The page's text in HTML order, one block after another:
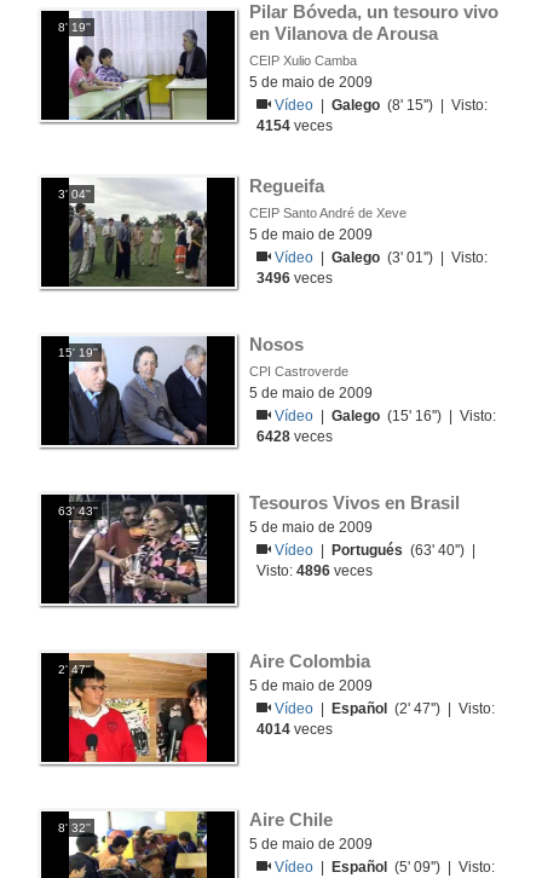
8' 19''
Pilar Bóveda, un tesouro vivo
en Vilanova de Arousa
CEIP Xulio Camba
5 de maio de 2009
Vídeo
|Galego (8' 15'') | Visto:
4154 veces
3' 04'' Regueifa
CEIP Santo André de Xeve
5 de maio de 2009
Vídeo
|Galego (3' 01'') | Visto:
3496 veces
15' 19'' Nosos
CPI Castroverde
5 de maio de 2009
Vídeo
|Galego (15' 16'') | Visto:
6428 veces
63' 43'' Tesouros Vivos en Brasil
5 de maio de 2009
Vídeo
Portugués (63' 40'') |
Visto:4896 veces
2' 47'' Aire Colombia
5 de maio de 2009
Vídeo
Español
(2' 47'') | Visto:
4014 veces
8' 32'' Aire Chile
5 de maio de 2009
Vídeo
Español
(5' 09'') | Visto: